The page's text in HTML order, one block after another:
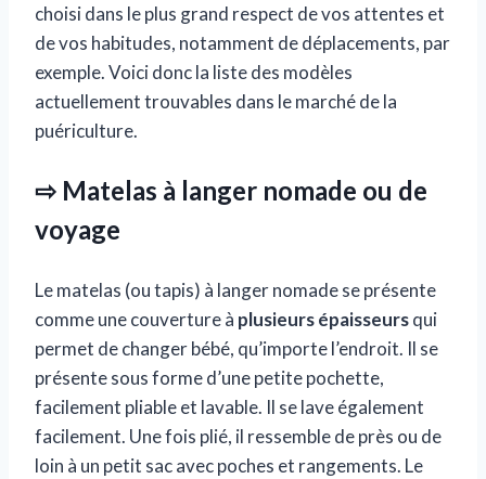
choisi dans le plus grand respect de vos attentes et
de vos habitudes, notamment de déplacements, par
exemple. Voici donc la liste des modèles
actuellement trouvables dans le marché de la
puériculture.
⇨ Matelas à langer nomade ou de
voyage
Le matelas (ou tapis) à langer nomade se présente
comme une couverture à plusieurs épaisseursqui
permet de changer bébé, qu’importe l’endroit. Il se
présente sous forme d’une petite pochette,
facilement pliable et lavable. Il se lave également
facilement. Une fois plié, il ressemble de près ou de
loin à un petit sac avec poches et rangements. Le